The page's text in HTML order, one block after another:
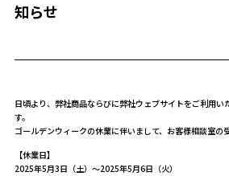
知らせ
日頃より、弊社商品ならびに弊社ウェブサイトをご利用い
す。
ゴールデンウィークの休業に伴いまして、お客様相談室の
【休業日】
2025年5月3日（土）～2025年5月6日（火）